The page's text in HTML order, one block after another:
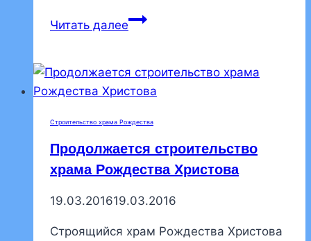
Читать далееЕвхаристия
Строительство храма Рождества
Продолжается строительство
храма Рождества Христова
19.03.201619.03.2016
Строящийся храм Рождества Христова